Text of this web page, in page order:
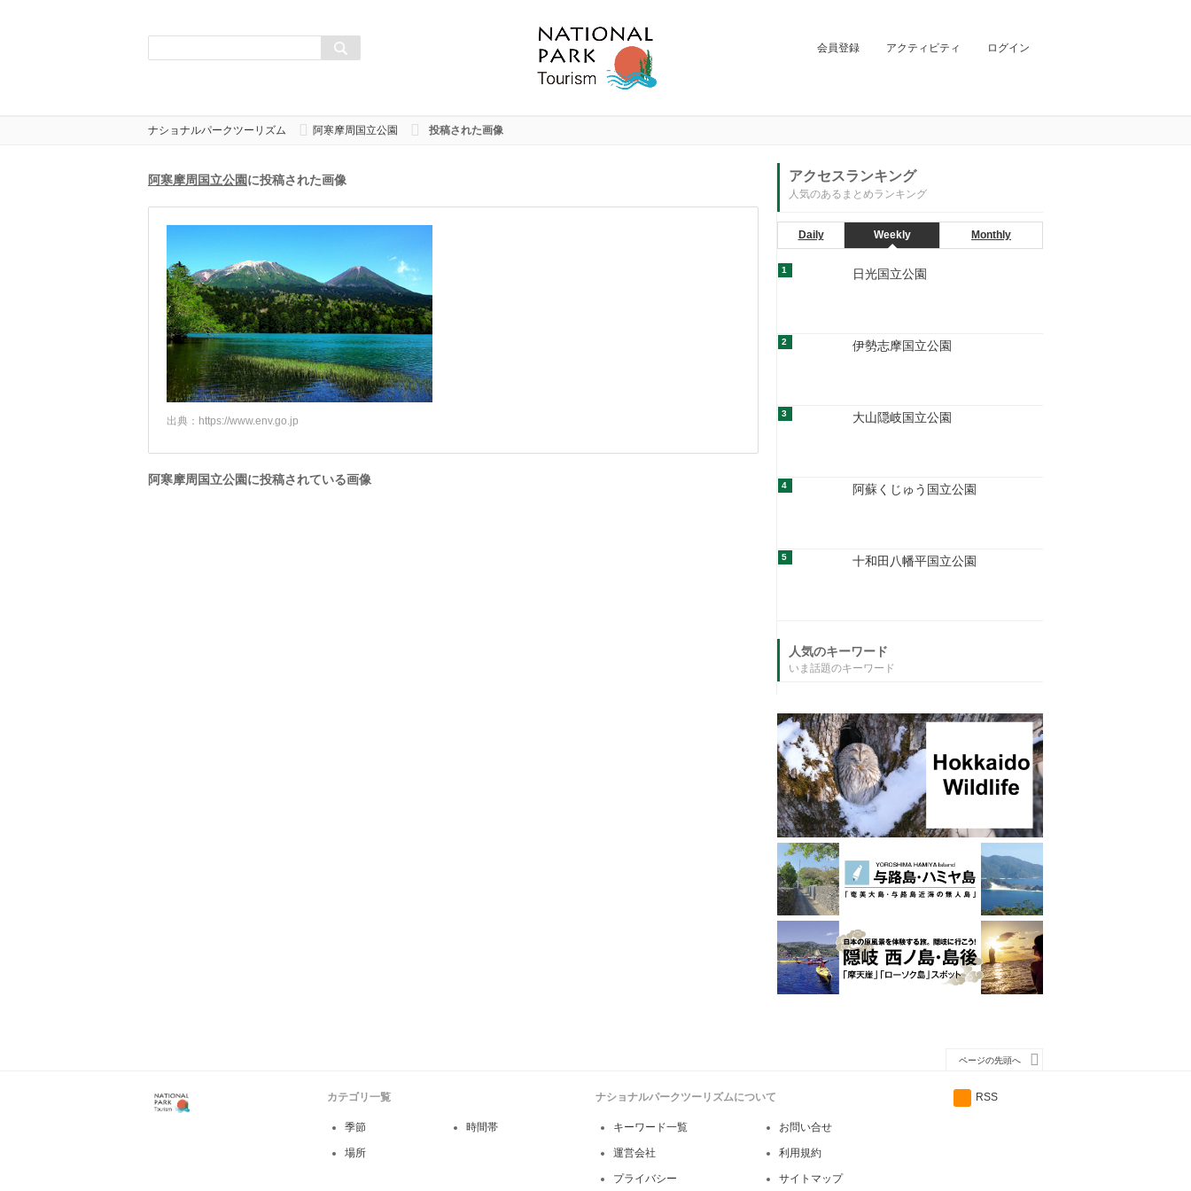
会員登録 アクティビティ ログイン
ナショナルパークツーリズム 阿寒摩周国立公園 投稿された画像
阿寒摩周国立公園に投稿された画像
出典： https://www.env.go.jp
阿寒摩周国立公園に投稿されている画像
アクセスランキング
人気のあるまとめランキング
Daily Weekly Monthly
1 日光国立公園
2 伊勢志摩国立公園
3 大山隠岐国立公園
4 阿蘇くじゅう国立公園
5 十和田八幡平国立公園
人気のキーワード
いま話題のキーワード
ページの先頭へ
カテゴリ一覧
季節 時間帯
場所
ナショナルパークツーリズムについて
キーワード一覧 お問い合せ
運営会社 利用規約
プライバシー サイトマップ
RSS